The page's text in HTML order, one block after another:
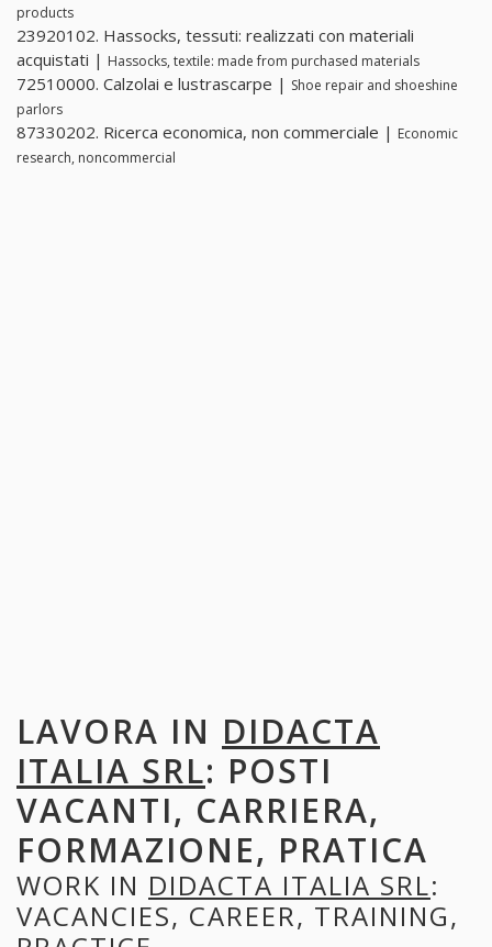
products
23920102. Hassocks, tessuti: realizzati con materiali
acquistati | Hassocks, textile: made from purchased materials
72510000. Calzolai e lustrascarpe | Shoe repair and shoeshine
parlors
87330202. Ricerca economica, non commerciale | Economic
research, noncommercial
LAVORA IN DIDACTA
ITALIA SRL: POSTI
VACANTI, CARRIERA,
FORMAZIONE, PRATICA
WORK IN DIDACTA ITALIA SRL:
VACANCIES, CAREER, TRAINING,